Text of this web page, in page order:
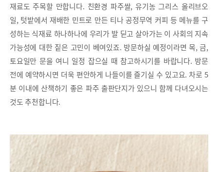
재료도 주목할 만합니다. 친환경 파주쌀, 유기농 그리스 올리브오
일, 텃밭에서 재배한 민트로 만든 티나 공정무역 커피 등 메뉴를 구
성하는 식재료 하나하나에 우리가 발 딛고 살아가는 이 사회의 지속
가능성에 대한 짙은 고민이 베여있죠. 방문하실 예정이라면 목, 금,
토요일만 문을 여니 일정 잡으실 때 참고하시기를 바랍니다. 방문
전에 예약하시면 더욱 편안하게 나들이를 즐기실 수 있고요. 차로 5
분 이내에 산책하기 좋은 파주 출판단지가 있으니 함께 다녀오시는
것도 추천합니다.